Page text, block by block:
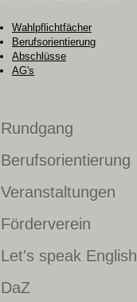
Wahlpflichtfächer
Berufsorientierung
Abschlüsse
AG's
Rundgang
Berufsorientierung
Veranstaltungen
Förderverein
Let's speak English
DaZ